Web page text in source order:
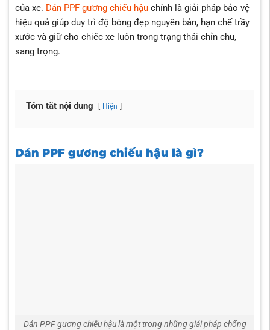
của xe. Dán PPF gương chiếu hậuchính là giải pháp bảo vệ
hiệu quả giúp duy trì độ bóng đẹp nguyên bản, hạn chế trầy
xước và giữ cho chiếc xe luôn trong trạng thái chỉn chu,
sang trọng.
Tóm tắt nội dung Hiện
Dán PPF gương chiếu hậu là gì?
Dán PPF gương chiếu hậu là một trong những giải pháp chống